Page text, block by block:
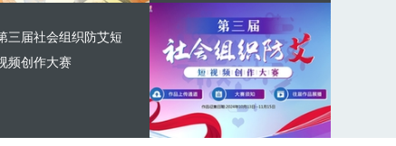
三届社会组织防艾短
频创作大赛